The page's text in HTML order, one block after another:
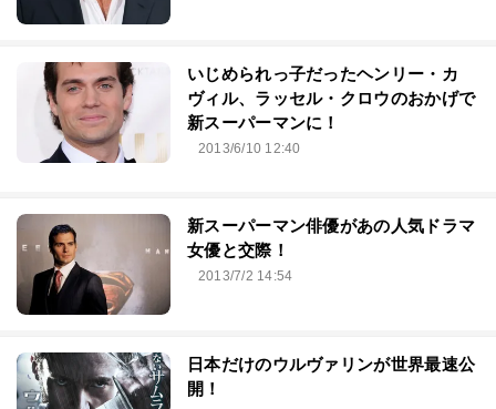
いじめられっ子だったヘンリー・カ
ヴィル、ラッセル・クロウのおかげで
新スーパーマンに！
2013/6/10 12:40
新スーパーマン俳優があの人気ドラマ
女優と交際！
2013/7/2 14:54
日本だけのウルヴァリンが世界最速公
開！